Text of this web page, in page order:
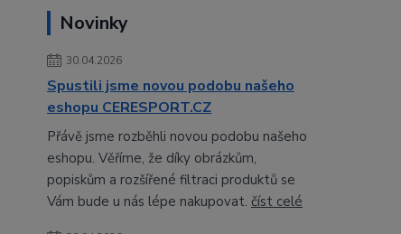
Novinky
30.04.2026
Spustili jsme novou podobu našeho
eshopu CERESPORT.CZ
Přávě jsme rozběhli novou podobu našeho
eshopu. Věříme, že díky obrázkům,
popiskům a rozšířené filtraci produktů se
Vám bude u nás lépe nakupovat. číst celé